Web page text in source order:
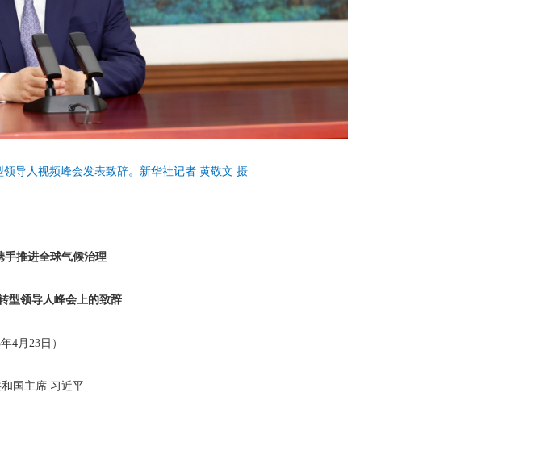
导人视频峰会发表致辞。新华社记者 黄敬文 摄
手推进全球气候治理
领导人峰会上的致辞
年4月23日）
国主席 习近平